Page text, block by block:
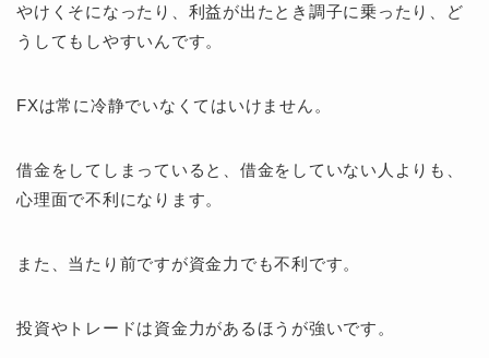
やけくそになったり、利益が出たとき調子に乗ったり、ど
うしてもしやすいんです。
FXは常に冷静でいなくてはいけません。
借金をしてしまっていると、借金をしていない人よりも、
心理面で不利になります。
また、当たり前ですが資金力でも不利です。
投資やトレードは資金力があるほうが強いです。